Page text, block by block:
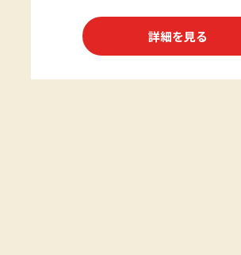
詳細を見る